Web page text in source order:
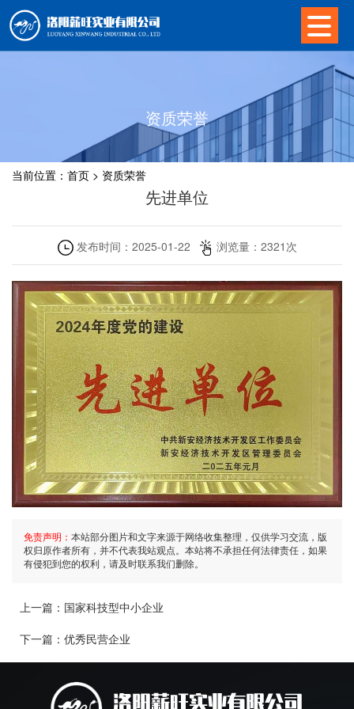
资质荣誉
当前位置： 首页 > 资质荣誉
先进单位
发布时间： 2025-01-22 浏览量： 2321 次
免责声明： 本站部分图片和文字来源于网络收集整理，仅供学习交流，版
权归原作者所有，并不代表我站观点。本站将不承担任何法律责任，如果
有侵犯到您的权利，请及时联系我们删除。
上一篇： 国家科技型中小企业
下一篇： 优秀民营企业